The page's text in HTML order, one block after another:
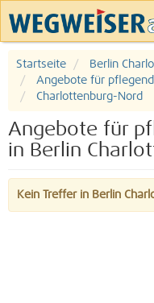
Startseite
Berlin
Angebote für
Charlottenburg-Nord
Angebote für
in Berlin
Kein Treffer in Berlin